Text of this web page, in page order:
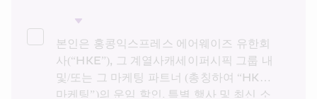
본인은 홍콩익스프레스 에어웨이즈 유한회
사(“HKE”), 그 계열사캐세이퍼시픽 그룹 내
및/또는 그 마케팅 파트너 (총칭하여 “HKE
마케팅”)의 운임 할인, 특별 행사 및 최신 소